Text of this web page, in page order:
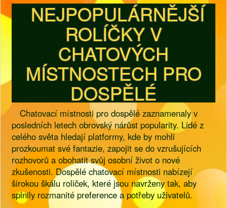
NEJPOPULÁRNĚJŠÍ
ROLÍČKY V
CHATOVÝCH
MÍSTNOSTECH PRO
DOSPĚLÉ
Chatovací místnosti pro dospělé zaznamenaly v
posledních letech obrovský nárůst popularity. Lidé z
celého světa hledají platformy, kde by mohli
prozkoumat své fantazie, zapojit se do vzrušujících
rozhovorů a obohatit svůj osobní život o nové
zkušenosti. Dospělé chatovací místnosti nabízejí
širokou škálu roliček, které jsou navrženy tak, aby
splnily rozmanité preference a potřeby uživatelů.